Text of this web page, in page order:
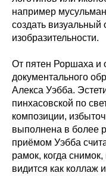
например
создать визуальный
изобразительности.
От пятен Роршаха и
документального
Алекса Уэбба.
пинхасовской по
композиции,
выполнена в более
приёмом Уэбба
рамок, когда
видится как коллаж